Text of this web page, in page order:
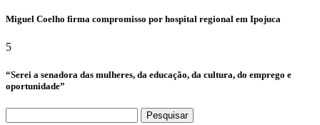
Miguel Coelho firma compromisso por hospital regional em Ipojuca
5
“Serei a senadora das mulheres, da educação, da cultura, do emprego e
oportunidade”
Pesquisar